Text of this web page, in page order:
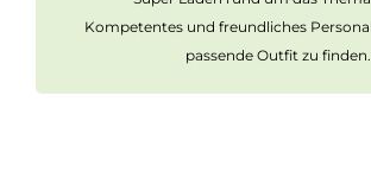
Kompetentes und freundliches
passende Outfit zu finden.